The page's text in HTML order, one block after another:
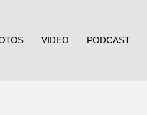
VIDEO PODCAST